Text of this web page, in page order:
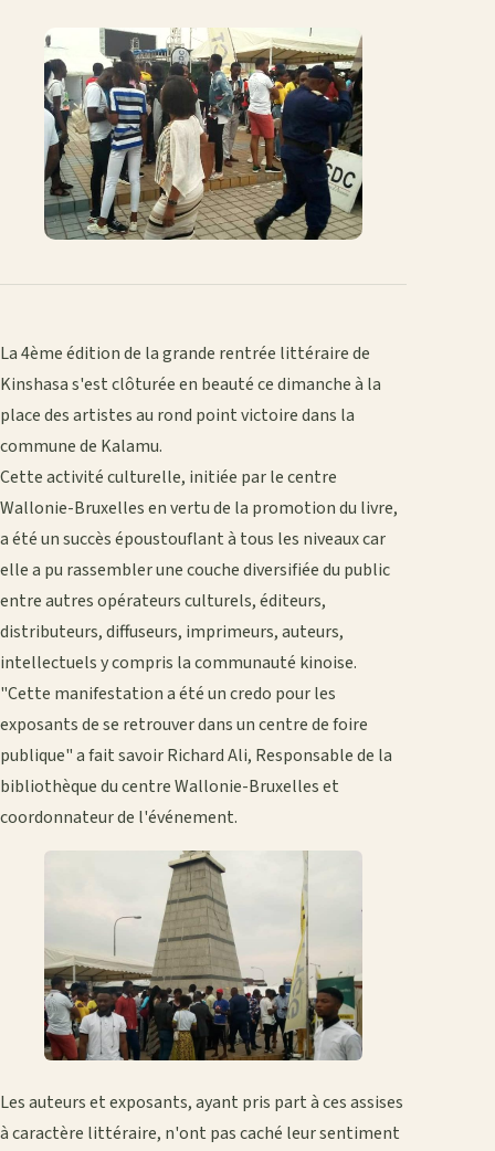
Facebook
WhatsAppLinkedIn
e-
mail
La 4ème édition de la grande rentrée littéraire de
Kinshasa s'est clôturée en beauté ce dimanche à la
place des artistes au rond point victoire dans la
commune de Kalamu.
Cette activité culturelle, initiée par le centre
Wallonie-Bruxelles en vertu de la promotion du livre,
a été un succès époustouflant à tous les niveaux car
elle a pu rassembler une couche diversifiée du public
entre autres opérateurs culturels, éditeurs,
distributeurs, diffuseurs, imprimeurs, auteurs,
intellectuels y compris la communauté kinoise.
"Cette manifestation a été un credo pour les
exposants de se retrouver dans un centre de foire
publique" a fait savoir Richard Ali, Responsable de la
bibliothèque du centre Wallonie-Bruxelles et
coordonnateur de l'événement.
Les auteurs et exposants, ayant pris part à ces assises
à caractère littéraire, n'ont pas caché leur sentiment